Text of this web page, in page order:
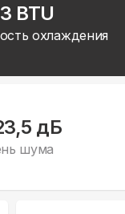
BTU
охлаждения
дБ
шума